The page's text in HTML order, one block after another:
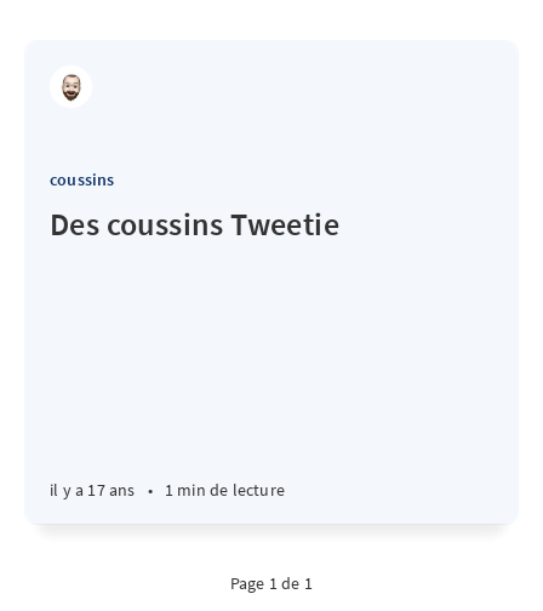
coussins
Des coussins Tweetie
il y a 17 ans • 1 min de lecture
Page 1 de 1